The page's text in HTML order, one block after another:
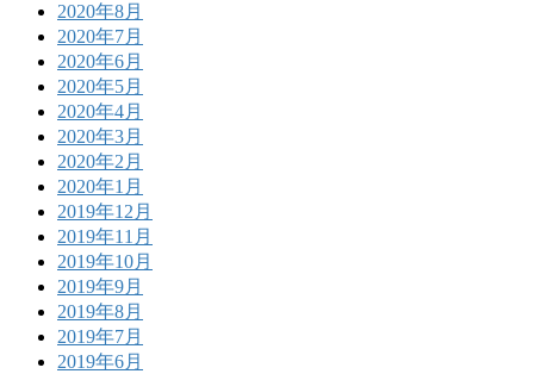
2020年8月
2020年7月
2020年6月
2020年5月
2020年4月
2020年3月
2020年2月
2020年1月
2019年12月
2019年11月
2019年10月
2019年9月
2019年8月
2019年7月
2019年6月